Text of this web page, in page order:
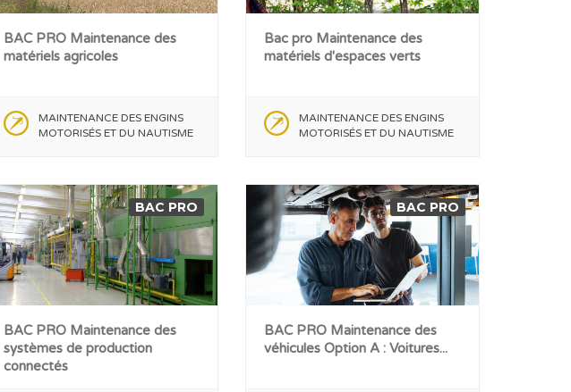
BAC PRO Maintenance des
matériels agricoles
MAINTENANCE DES ENGINS
MOTORISÉS ET DU NAUTISME
Bac pro Maintenance des
matériels d'espaces verts
MAINTENANCE DES ENGINS
MOTORISÉS ET DU NAUTISME
BAC PRO
BAC PRO Maintenance des
systèmes de production
connectés
BAC PRO
BAC PRO Maintenance des
véhicules Option A : Voitures...